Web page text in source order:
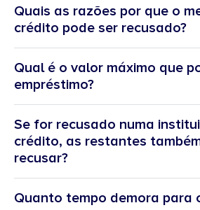
Quais as razões por que o
crédito pode ser recusado?
Qual é o valor máximo que
empréstimo?
Se for recusado numa
crédito, as restantes
recusar?
Quanto tempo demora para